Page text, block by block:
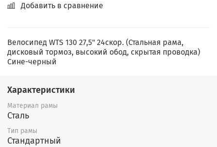
Добавить в сравнение
Велосипед WTS 130 27,5" 24скор. (Стальная рама,
дисковый тормоз, высокий обод, скрытая проводка)
Сине-черный
Характеристики
Материал рамы
Сталь
Тип рамы
Стандартный